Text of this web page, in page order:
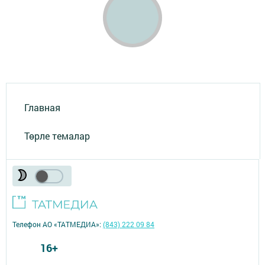
Главная
Төрле темалар
Телефон АО «ТАТМЕДИА»:(843) 222 09 84
16+